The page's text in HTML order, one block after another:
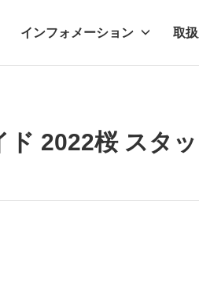
インフォメーション 取
2022桜 スタ